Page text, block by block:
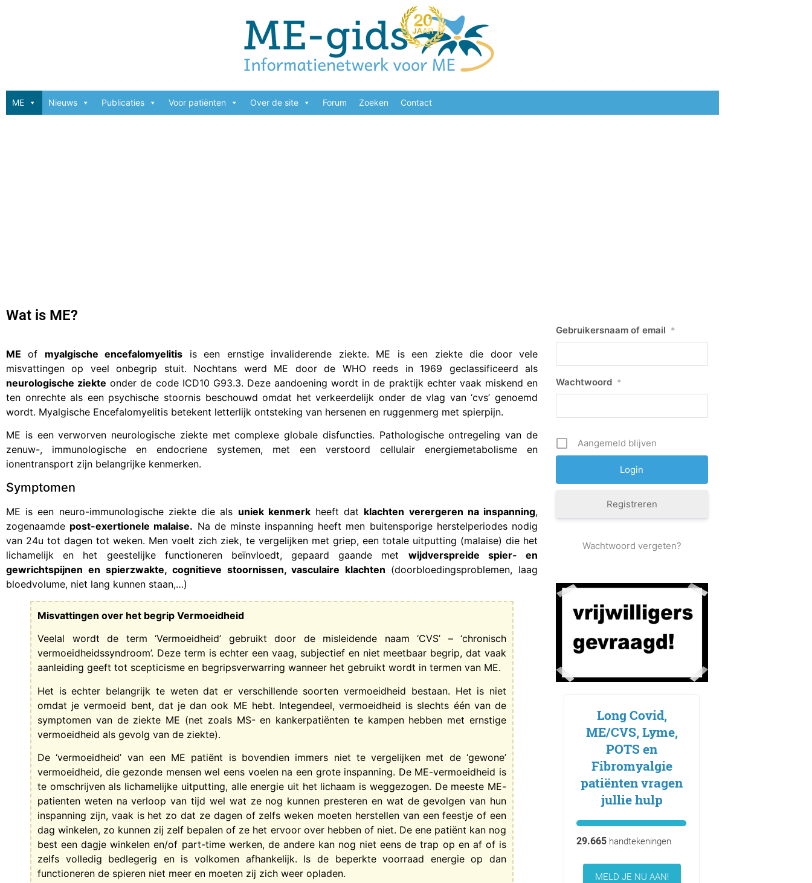
ME Nieuws Publicaties Voor patiënten Over de site Forum Zoeken Contact
Wat is ME?
ME of myalgische encefalomyelitis is een ernstige invaliderende ziekte. ME is een ziekte die door vele
misvattingen op veel onbegrip stuit. Nochtans werd ME door de WHO reeds in 1969 geclassificeerd als
neurologische ziekte onder de code ICD10 G93.3. Deze aandoening wordt in de praktijk echter vaak miskend en
ten onrechte als een psychische stoornis beschouwd omdat het verkeerdelijk onder de vlag van ‘cvs’ genoemd
wordt. Myalgische Encefalomyelitis betekent letterlijk ontsteking van hersenen en ruggenmerg met spierpijn.
ME is een verworven neurologische ziekte met complexe globale disfuncties. Pathologische ontregeling van de
zenuw-, immunologische en endocriene systemen, met een verstoord cellulair energiemetabolisme en
ionentransport zijn belangrijke kenmerken.
Symptomen
ME is een neuro-immunologische ziekte die als uniek kenmerkheeft dat klachten verergeren na inspanning,
zogenaamde post-exertionele malaise. Na de minste inspanning heeft men buitensporige herstelperiodes nodig
van 24u tot dagen tot weken. Men voelt zich ziek, te vergelijken met griep, een totale uitputting (malaise) die het
lichamelijk en het geestelijke functioneren beïnvloedt, gepaard gaande met wijdverspreide spier- en
gewrichtspijnen en spierzwakte, cognitieve stoornissen, vasculaire klachten (doorbloedingsproblemen, laag
bloedvolume, niet lang kunnen staan,…)
Misvattingen over het begrip Vermoeidheid
Veelal wordt de term ‘Vermoeidheid’ gebruikt door de misleidende naam ‘CVS’ – ‘chronisch
vermoeidheidssyndroom’. Deze term is echter een vaag, subjectief en niet meetbaar begrip, dat vaak
aanleiding geeft tot scepticisme en begripsverwarring wanneer het gebruikt wordt in termen van ME.
Het is echter belangrijk te weten dat er verschillende soorten vermoeidheid bestaan. Het is niet
omdat je vermoeid bent, dat je dan ook ME hebt. Integendeel, vermoeidheid is slechts één van de
symptomen van de ziekte ME (net zoals MS- en kankerpatiënten te kampen hebben met ernstige
vermoeidheid als gevolg van de ziekte).
De ‘vermoeidheid’ van een ME patiënt is bovendien immers niet te vergelijken met de ‘gewone’
vermoeidheid, die gezonde mensen wel eens voelen na een grote inspanning. De ME-vermoeidheid is
te omschrijven als lichamelijke uitputting, alle energie uit het lichaam is weggezogen. De meeste ME-
patienten weten na verloop van tijd wel wat ze nog kunnen presteren en wat de gevolgen van hun
inspanning zijn, vaak is het zo dat ze dagen of zelfs weken moeten herstellen van een feestje of een
dag winkelen, zo kunnen zij zelf bepalen of ze het ervoor over hebben of niet. De ene patiënt kan nog
best een dagje winkelen en/of part-time werken, de andere kan nog niet eens de trap op en af of is
zelfs volledig bedlegerig en is volkomen afhankelijk. Is de beperkte voorraad energie op dan
functioneren de spieren niet meer en moeten zij zich weer opladen.
Gebruikersnaam of email *
Wachtwoord *
Aangemeld blijven
Registreren
Wachtwoord vergeten?
Long Covid,
ME/CVS, Lyme,
POTS en
Fibromyalgie
patiënten vragen
jullie hulp
29.665 handtekeningen
MELD JE NU AAN!